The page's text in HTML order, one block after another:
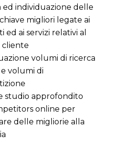
ed individuazione delle
migliori legate ai
ed ai servizi relativi al
cliente
volumi di ricerca
volumi di
studio approfondito
online per
delle migliorie alla